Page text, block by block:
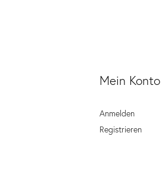
Mein Konto
Anmelden
Registrieren